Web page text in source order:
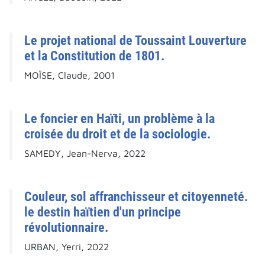
Le projet national de Toussaint Louverture
et la Constitution de 1801.
MOÏSE, Claude, 2001
Le foncier en Haïti, un problème à la
croisée du droit et de la sociologie.
SAMEDY, Jean-Nerva, 2022
Couleur, sol affranchisseur et citoyenneté.
le destin haïtien d'un principe
révolutionnaire.
URBAN, Yerri, 2022